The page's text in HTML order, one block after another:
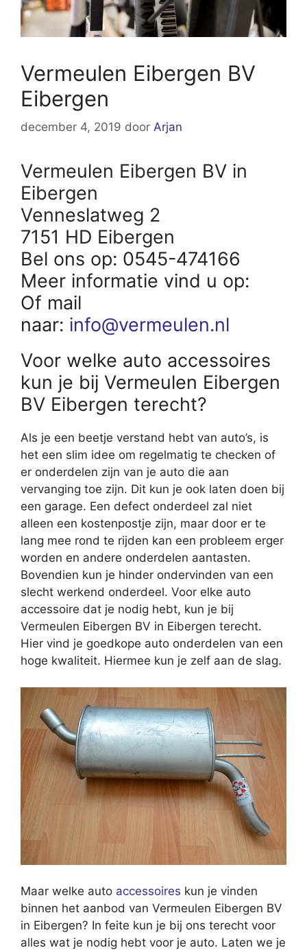
Vermeulen Eibergen BV
Eibergen
december 4, 2019 door Arjan
Vermeulen Eibergen BV in
Eibergen
Venneslatweg 2
7151 HD Eibergen
Bel ons op: 0545-474166
Meer informatie vind u op:
Of mail
naar: info@vermeulen.nl
Voor welke auto accessoires
kun je bij Vermeulen Eibergen
BV Eibergen terecht?
Als je een beetje verstand hebt van auto’s, is
het een slim idee om regelmatig te checken of
er onderdelen zijn van je auto die aan
vervanging toe zijn. Dit kun je ook laten doen bij
een garage. Een defect onderdeel zal niet
alleen een kostenpostje zijn, maar door er te
lang mee rond te rijden kan een probleem erger
worden en andere onderdelen aantasten.
Bovendien kun je hinder ondervinden van een
slecht werkend onderdeel. Voor elke auto
accessoire dat je nodig hebt, kun je bij
Vermeulen Eibergen BV in Eibergen terecht.
Hier vind je goedkope auto onderdelen van een
hoge kwaliteit. Hiermee kun je zelf aan de slag.
Maar welke auto accessoires kun je vinden
binnen het aanbod van Vermeulen Eibergen BV
in Eibergen? In feite kun je bij ons terecht voor
alles wat je nodig hebt voor je auto. Laten we je